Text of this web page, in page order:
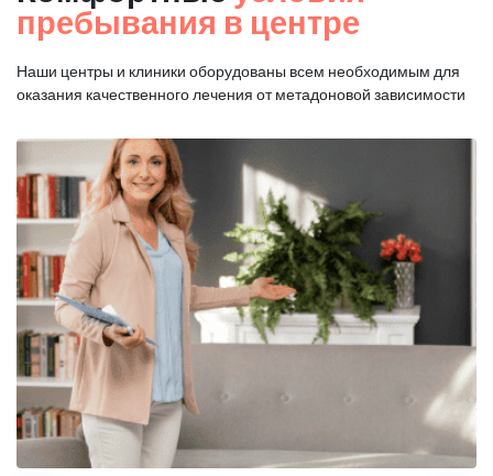
пребывания в центре
Наши центры и клиники оборудованы всем необходимым для
оказания качественного лечения от метадоновой зависимости